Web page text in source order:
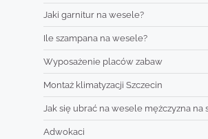
Jaki garnitur na wesele?
Ile szampana na wesele?
Wyposażenie placów zabaw
Montaż klimatyzacji Szczecin
Jak się ubrać na wesele mężczyzna na
Adwokaci